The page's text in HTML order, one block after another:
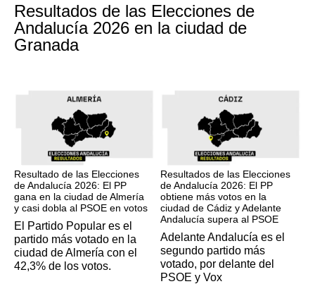
Resultados de las Elecciones de
Andalucía 2026 en la ciudad de
Granada
Resultado de las Elecciones
de Andalucía 2026: El PP
gana en la ciudad de Almería
y casi dobla al PSOE en votos
El Partido Popular es el
partido más votado en la
ciudad de Almería con el
42,3% de los votos.
Resultados de las Elecciones
de Andalucía 2026: El PP
obtiene más votos en la
ciudad de Cádiz y Adelante
Andalucía supera al PSOE
Adelante Andalucía es el
segundo partido más
votado, por delante del
PSOE y Vox